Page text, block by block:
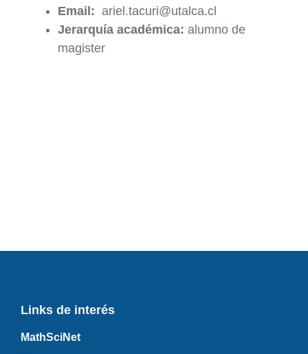
Email: ariel.tacuri@utalca.cl
Jerarquía académica: alumno de
magister
Links de interés
MathSciNet